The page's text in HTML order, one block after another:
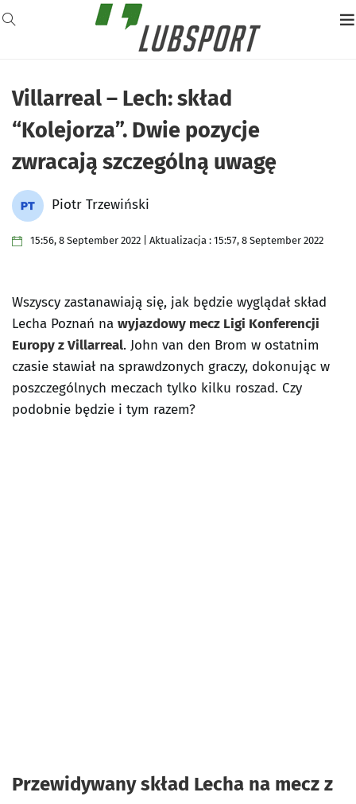
Villarreal – Lech: skład
“Kolejorza”. Dwie pozycje
zwracają szczególną uwagę
Piotr Trzewiński
15:56, 8 September 2022 | Aktualizacja : 15:57, 8 September 2022
Wszyscy zastanawiają się, jak będzie wyglądał skład
Lecha Poznań na wyjazdowy mecz Ligi Konferencji
Europy z Villarreal. John van den Brom w ostatnim
czasie stawiał na sprawdzonych graczy, dokonując w
poszczególnych meczach tylko kilku roszad. Czy
podobnie będzie i tym razem?
Przewidywany skład Lecha na mecz z